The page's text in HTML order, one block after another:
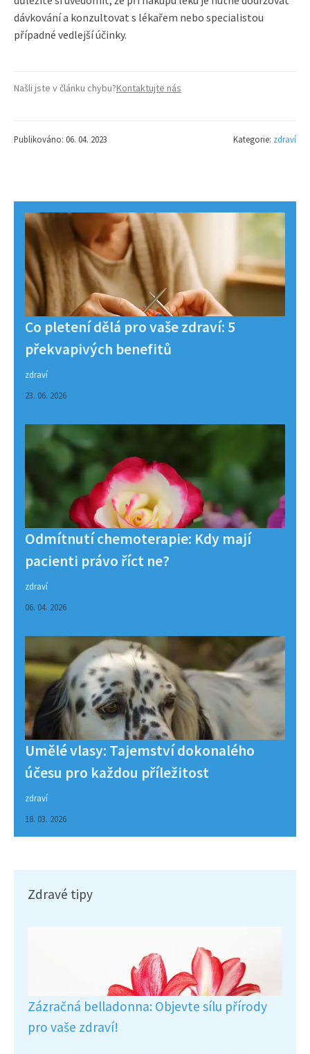
dávkování a konzultovat s lékařem nebo specialistou
případné vedlejší účinky.
Našli jste v článku chybu?Kontaktujte nás
Publikováno: 06. 04. 2023 Kategorie: zdraví
Co pletení dělá pro vaše zdraví: 5
překvapivých benefitů
zdraví
23. 06. 2026
Odmítnutí chemoterapie: Kdy mají
pacienti právo říct ne?
zdraví
06. 04. 2026
Umělé vlasy: Tajemství dokonalého
účesu pro každou příležitost
zdraví
18. 03. 2026
Zdravé tipy
Zázračná belladonna: Objevte sílu přírody
pro vaše zdraví!